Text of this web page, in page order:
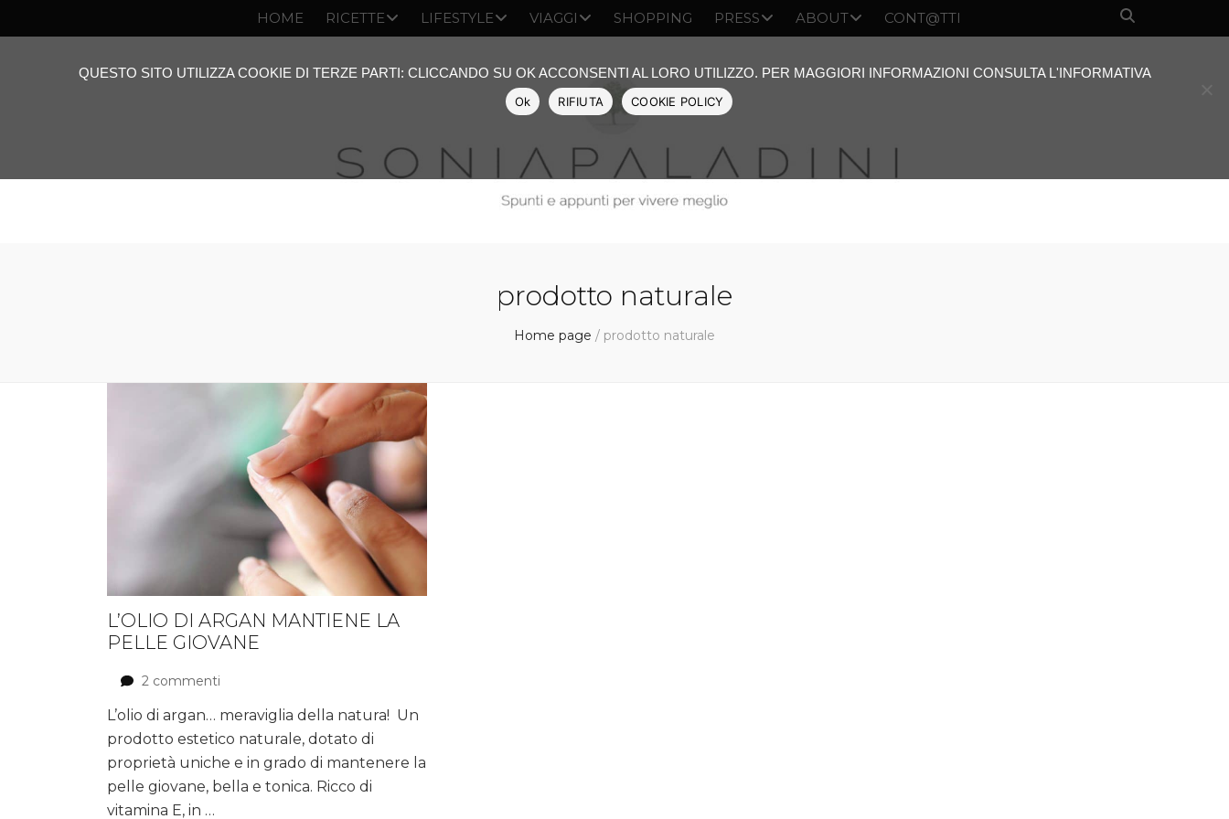
HOME RICETTE LIFESTYLE VIAGGI SHOPPING PRESS ABOUT CONT@TTI
prodotto naturale
Home page / prodotto naturale
L’OLIO DI ARGAN MANTIENE LA
PELLE GIOVANE
2 commenti
di
Argan
mantiene
pelle
L’olio di argan… meraviglia della natura! Un
prodotto estetico naturale, dotato di
proprietà uniche e in grado di mantenere la
pelle giovane, bella e tonica. Ricco di
vitamina E, in …
QUESTO SITO UTILIZZA COOKIE DI TERZE PARTI: CLICCANDO SU OK ACCONSENTI AL LORO UTILIZZO. PER MAGGIORI INFORMAZIONI CONSULTA L'INFORMATIVA
Ok RIFIUTA COOKIE POLICY